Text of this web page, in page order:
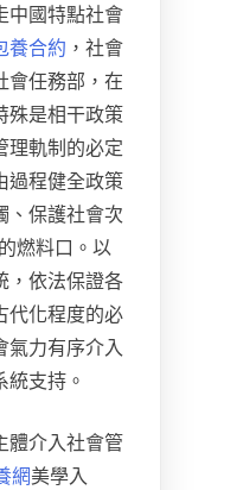
中國特點社會
養合約 ，社會
會任務部，在
殊是相干政策
理軌制的必定
過程健全政策
、保護社會次
燃料口。以
，依法保證各
代化程度的必
氣力有序介入
支持。
體介入社會管
網美學入